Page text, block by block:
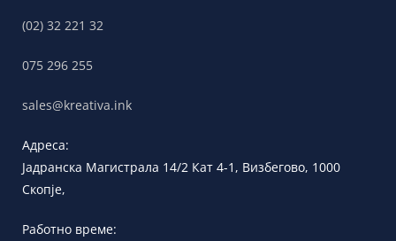
(02) 32 221 32
075 296 255
sales@kreativa.ink
Адреса:
Јадранска Магистрала 14/2 Кат 4-1, Визбегово, 1000
Скопје,
Работно време: